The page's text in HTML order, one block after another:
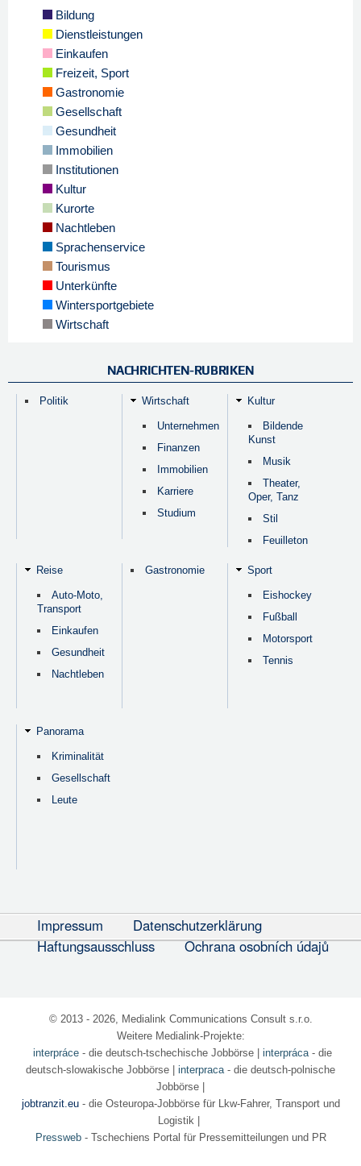
Bildung
Dienstleistungen
Einkaufen
Freizeit, Sport
Gastronomie
Gesellschaft
Gesundheit
Immobilien
Institutionen
Kultur
Kurorte
Nachtleben
Sprachenservice
Tourismus
Unterkünfte
Wintersportgebiete
Wirtschaft
NACHRICHTEN-RUBRIKEN
Politik Wirtschaft
Unternehmen
Finanzen
Immobilien
Karriere
Studium
Kultur
Bildende
Kunst
Musik
Theater,
Oper, Tanz
Stil
Feuilleton
Reise
Auto-Moto,
Transport
Einkaufen
Gesundheit
Nachtleben
Gastronomie Sport
Eishockey
Fußball
Motorsport
Tennis
Panorama
Kriminalität
Gesellschaft
Leute
Impressum
Datenschutzerklärung
Haftungsausschluss
Ochrana osobních údajů
© 2013 - 2026, Medialink Communications Consult s.r.o.
Weitere Medialink-Projekte:
interpráce- die deutsch-tschechische Jobbörse| interpráca- die
deutsch-slowakische Jobbörse | interpraca- die deutsch-polnische
Jobbörse |
jobtranzit.eu- die Osteuropa-Jobbörse für Lkw-Fahrer, Transport und
Logistik |
Pressweb- Tschechiens Portal für Pressemitteilungen und PR